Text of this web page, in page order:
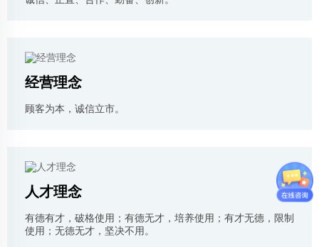
经营理念
顾客为本，诚信立市。
人才理念
有德有才，破格使用；有德无才，培养使用；有才无德，限制
使用；无德无才，坚决不用。